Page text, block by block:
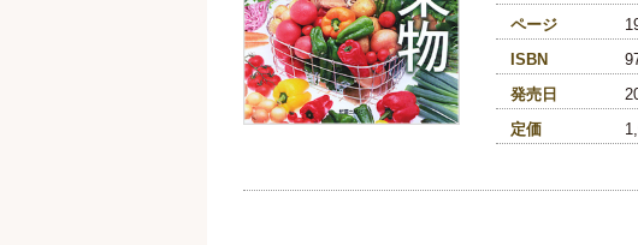
ページ
ISBN
発売日
定価